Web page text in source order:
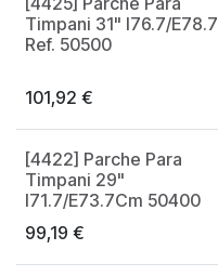
Timpani 31" I76.7/E78.7
Ref. 50500
101,92 €
[4422] Parche Para
Timpani 29"
I71.7/E73.7Cm 50400
99,19 €